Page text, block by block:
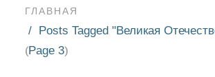
ГЛАВНАЯ
Posts Tagged "Великая
(Page 3)